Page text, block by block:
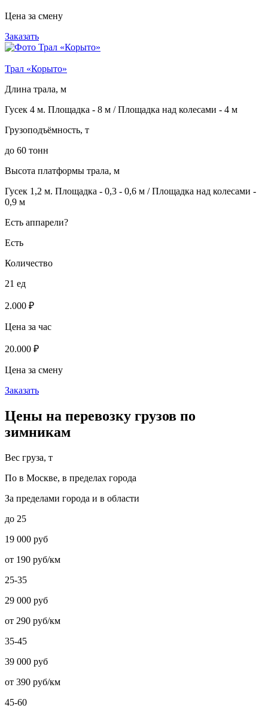
Цена за смену
Заказать
Трал «Корыто»
Длина трала, м
Гусек 4 м. Площадка - 8 м / Площадка над колесами - 4 м
Грузоподъёмность, т
до 60 тонн
Высота платформы трала, м
Гусек 1,2 м. Площадка - 0,3 - 0,6 м / Площадка над колесами -
0,9 м
Есть аппарели?
Есть
Количество
21 ед
2.000 ₽
Цена за час
20.000 ₽
Цена за смену
Заказать
Цены на перевозку грузов по
зимникам
Вес груза, т
По в Москве, в пределах города
За пределами города и в области
до 25
19 000 руб
от 190 руб/км
25-35
29 000 руб
от 290 руб/км
35-45
39 000 руб
от 390 руб/км
45-60